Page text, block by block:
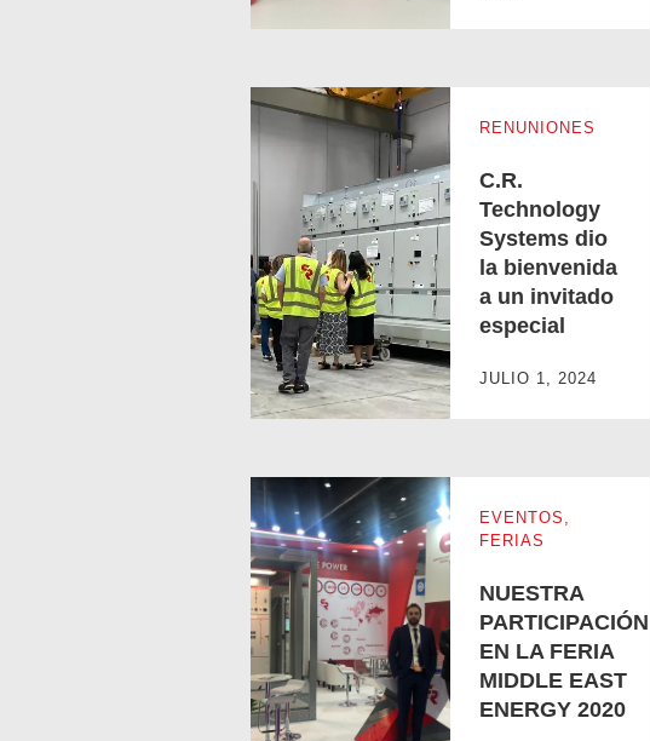
C.R. Technology Systems dio la bienvenida a
RENUNIONES
C.R.
Technology
Systems dio
la bienvenida
a un invitado
especial
JULIO 1, 2024
NUESTRA PARTICIPACIÓN EN LA FERIA
EVENTOS
FERIAS
NUESTRA
PARTICIPACIÓN
EN LA FERIA
MIDDLE EAST
ENERGY 2020